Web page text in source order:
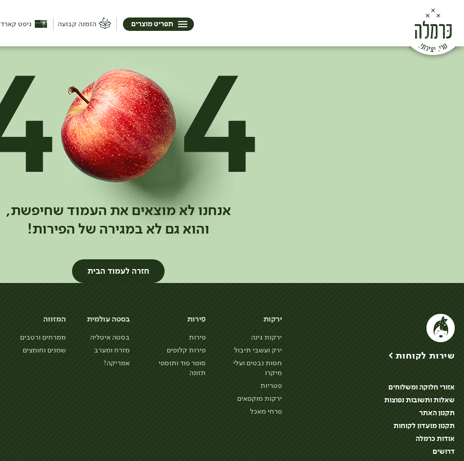
הזמנה קבועה גיפט קארד תפריט מוצרים
אנחנו לא מוצאים את העמוד שחיפשת,
והוא גם לא במגירה של הפירות!
חזרה לעמוד הבית
ירקות
ירקות גינה
ירק ועשבי תיבול
חסות נבטים ועלי
מיקרו
פטריות
ירקות מוקפאים
פרחי מאכל
פירות
פירות
פירות קלופים
סופר פוד ותוספי
תזונה
בסטה עולמית
בסטה איטליה
מזרח ומערב
אמריקה!
המזווה
ממרחים ורטבים
שמנים וחומצים
שירות לקוחות >
אזורי חלוקה ומשלוחים
שאלות ותשובות נפוצות
תקנון האתר
תקנון מועדון לקוחות
אודות כרמלה
דרושים